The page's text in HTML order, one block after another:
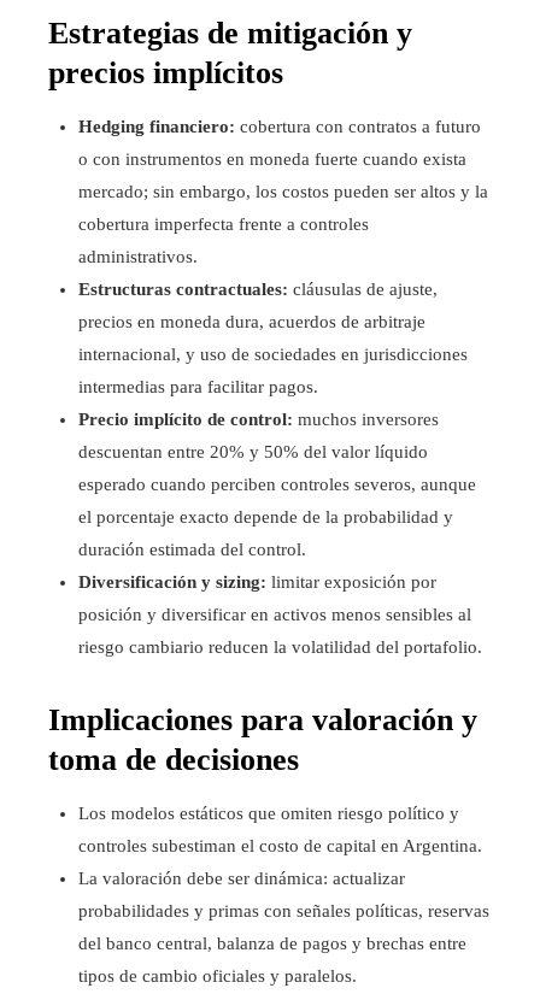
Estrategias de mitigación y
precios implícitos
Hedging financiero: cobertura con contratos a futuro
o con instrumentos en moneda fuerte cuando exista
mercado; sin embargo, los costos pueden ser altos y la
cobertura imperfecta frente a controles
administrativos.
Estructuras contractuales: cláusulas de ajuste,
precios en moneda dura, acuerdos de arbitraje
internacional, y uso de sociedades en jurisdicciones
intermedias para facilitar pagos.
Precio implícito de control: muchos inversores
descuentan entre 20% y 50% del valor líquido
esperado cuando perciben controles severos, aunque
el porcentaje exacto depende de la probabilidad y
duración estimada del control.
Diversificación y sizing: limitar exposición por
posición y diversificar en activos menos sensibles al
riesgo cambiario reducen la volatilidad del portafolio.
Implicaciones para valoración y
toma de decisiones
Los modelos estáticos que omiten riesgo político y
controles subestiman el costo de capital en Argentina.
La valoración debe ser dinámica: actualizar
probabilidades y primas con señales políticas, reservas
del banco central, balanza de pagos y brechas entre
tipos de cambio oficiales y paralelos.